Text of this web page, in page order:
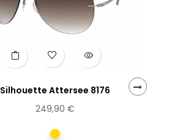
Silhouette Attersee 8176
249,90 €
Dorée